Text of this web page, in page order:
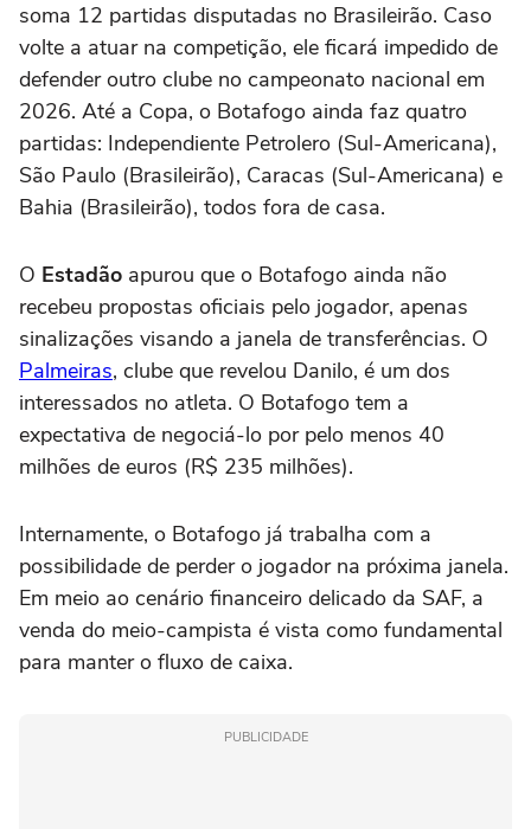
soma 12 partidas disputadas no Brasileirão. Caso
volte a atuar na competição, ele ficará impedido de
defender outro clube no campeonato nacional em
2026. Até a Copa, o Botafogo ainda faz quatro
partidas: Independiente Petrolero (Sul-Americana),
São Paulo (Brasileirão), Caracas (Sul-Americana) e
Bahia (Brasileirão), todos fora de casa.
O Estadão apurou que o Botafogo ainda não
recebeu propostas oficiais pelo jogador, apenas
sinalizações visando a janela de transferências. O
Palmeiras, clube que revelou Danilo, é um dos
interessados no atleta. O Botafogo tem a
expectativa de negociá-lo por pelo menos 40
milhões de euros (R$ 235 milhões).
Internamente, o Botafogo já trabalha com a
possibilidade de perder o jogador na próxima janela.
Em meio ao cenário financeiro delicado da SAF, a
venda do meio-campista é vista como fundamental
para manter o fluxo de caixa.
PUBLICIDADE